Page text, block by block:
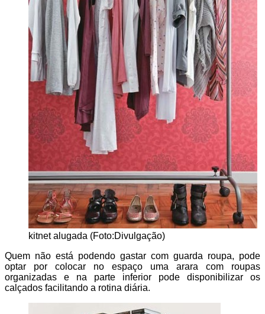
kitnet alugada (Foto:Divulgação)
Quem não está podendo gastar com guarda roupa, pode
optar por colocar no espaço uma arara com roupas
organizadas e na parte inferior pode disponibilizar os
calçados facilitando a rotina diária.